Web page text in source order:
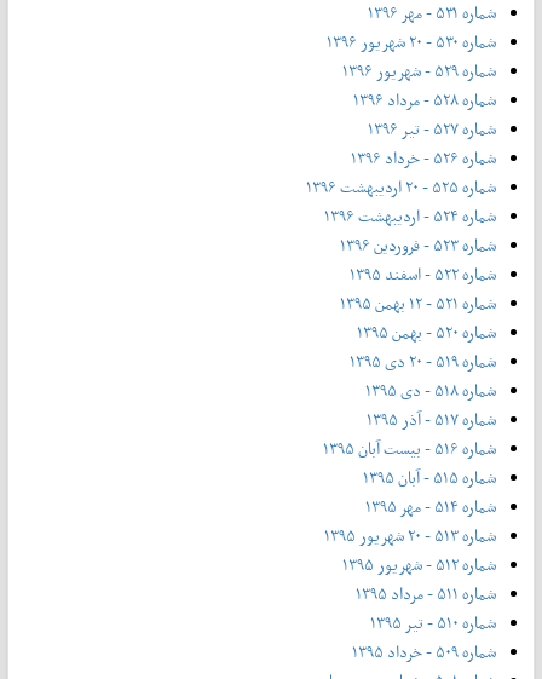
شماره ۵۳۱ - مهر ۱۳۹۶
شماره ۵۳۰ - ۲۰ شهریور ۱۳۹۶
شماره ۵۲۹ - شهریور ۱۳۹۶
شماره ۵۲۸ - مرداد ۱۳۹۶
شماره ۵۲۷ - تیر ۱۳۹۶
شماره ۵۲۶ - خرداد ۱۳۹۶
شماره ۵۲۵ - ۲۰ اردیبهشت ۱۳۹۶
شماره ۵۲۴ - اردیبهشت ۱۳۹۶
شماره ۵۲۳ - فروردین ۱۳۹۶
شماره ۵۲۲ - اسفند ۱۳۹۵
شماره ۵۲۱ - ۱۲ بهمن ۱۳۹۵
شماره ۵۲۰ - بهمن ۱۳۹۵
شماره ۵۱۹ - ۲۰ دی ۱۳۹۵
شماره ۵۱۸ - دی ۱۳۹۵
شماره ۵۱۷ - آذر ۱۳۹۵
شماره ۵۱۶ - بیست آبان ۱۳۹۵
شماره ۵۱۵ - آبان ۱۳۹۵
شماره ۵۱۴ - مهر ۱۳۹۵
شماره ۵۱۳ - ۲۰ شهریور ۱۳۹۵
شماره ۵۱۲ - شهریور ۱۳۹۵
شماره ۵۱۱ - مرداد ۱۳۹۵
شماره ۵۱۰ - تیر ۱۳۹۵
شماره ۵۰۹ - خرداد ۱۳۹۵